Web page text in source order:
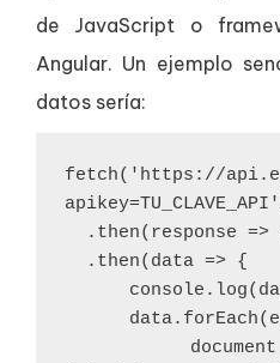
de JavaScript o
Angular. Un ejemplo
datos sería:
fetch('https://
.then(response
  .then(data => {